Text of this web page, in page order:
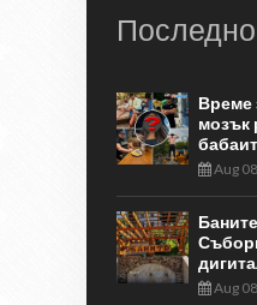
Време
мозък
Aug
Aug